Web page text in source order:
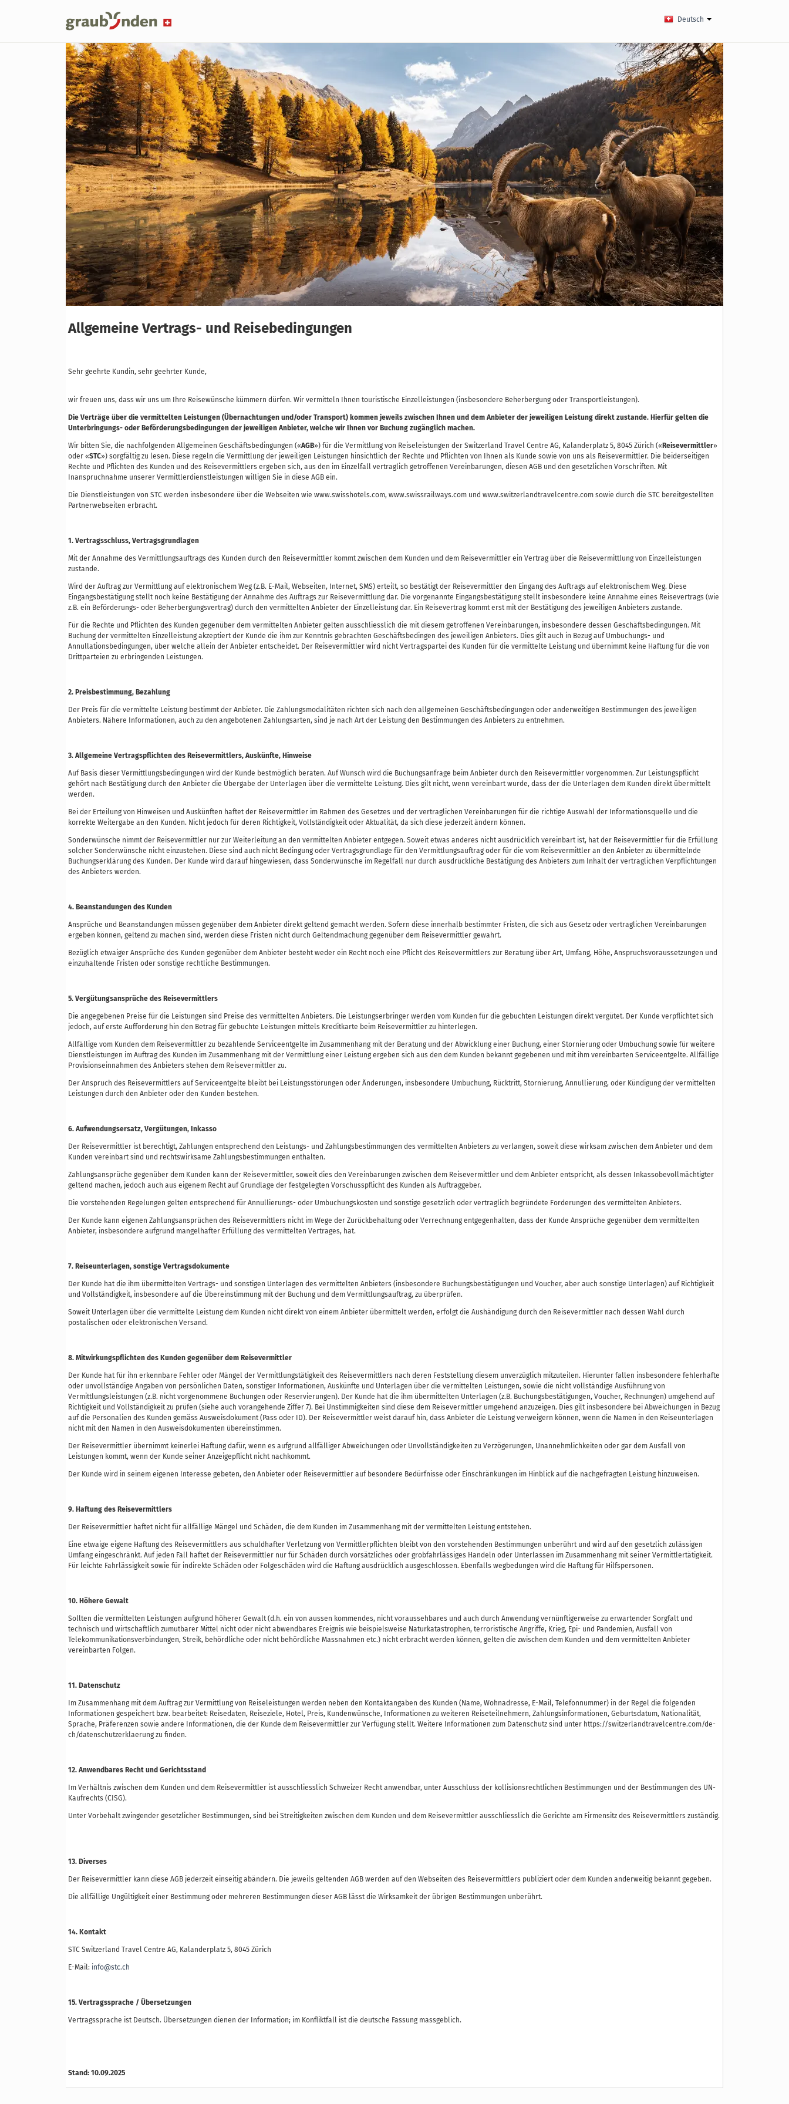
Deutsch
Allgemeine Vertrags- und Reisebedingungen
Sehr geehrte Kundin, sehr geehrter Kunde,
wir freuen uns, dass wir uns um Ihre Reisewünsche kümmern dürfen. Wir vermitteln Ihnen touristische Einzelleistungen (insbesondere Beherbergung oder Transportleistungen).
Die Verträge über die vermittelten Leistungen (Übernachtungen und/oder Transport) kommen jeweils zwischen Ihnen und dem Anbieter der jeweiligen Leistung direkt zustande. Hierfür gelten die
Unterbringungs- oder Beförderungsbedingungen der jeweiligen Anbieter, welche wir Ihnen vor Buchung zugänglich machen.
Wir bitten Sie, die nachfolgenden Allgemeinen Geschäftsbedingungen («AGB») für die Vermittlung von Reiseleistungen der Switzerland Travel Centre AG, Kalanderplatz 5, 8045 Zürich («Reisevermittler»
oder «STC») sorgfältig zu lesen. Diese regeln die Vermittlung der jeweiligen Leistungen hinsichtlich der Rechte und Pflichten von Ihnen als Kunde sowie von uns als Reisevermittler. Die beiderseitigen
Rechte und Pflichten des Kunden und des Reisevermittlers ergeben sich, aus den im Einzelfall vertraglich getroffenen Vereinbarungen, diesen AGB und den gesetzlichen Vorschriften. Mit
Inanspruchnahme unserer Vermittlerdienstleistungen willigen Sie in diese AGB ein.
Die Dienstleistungen von STC werden insbesondere über die Webseiten wie www.swisshotels.com, www.swissrailways.com und www.switzerlandtravelcentre.com sowie durch die STC bereitgestellten
Partnerwebseiten erbracht.
1. Vertragsschluss, Vertragsgrundlagen
Mit der Annahme des Vermittlungsauftrags des Kunden durch den Reisevermittler kommt zwischen dem Kunden und dem Reisevermittler ein Vertrag über die Reisevermittlung von Einzelleistungen
zustande.
Wird der Auftrag zur Vermittlung auf elektronischem Weg (z.B. E-Mail, Webseiten, Internet, SMS) erteilt, so bestätigt der Reisevermittler den Eingang des Auftrags auf elektronischem Weg. Diese
Eingangsbestätigung stellt noch keine Bestätigung der Annahme des Auftrags zur Reisevermittlung dar. Die vorgenannte Eingangsbestätigung stellt insbesondere keine Annahme eines Reisevertrags (wie
z.B. ein Beförderungs- oder Beherbergungsvertrag) durch den vermittelten Anbieter der Einzelleistung dar. Ein Reisevertrag kommt erst mit der Bestätigung des jeweiligen Anbieters zustande.
Für die Rechte und Pflichten des Kunden gegenüber dem vermittelten Anbieter gelten ausschliesslich die mit diesem getroffenen Vereinbarungen, insbesondere dessen Geschäftsbedingungen. Mit
Buchung der vermittelten Einzelleistung akzeptiert der Kunde die ihm zur Kenntnis gebrachten Geschäftsbedingen des jeweiligen Anbieters. Dies gilt auch in Bezug auf Umbuchungs- und
Annullationsbedingungen, über welche allein der Anbieter entscheidet. Der Reisevermittler wird nicht Vertragspartei des Kunden für die vermittelte Leistung und übernimmt keine Haftung für die von
Drittparteien zu erbringenden Leistungen.
2. Preisbestimmung, Bezahlung
Der Preis für die vermittelte Leistung bestimmt der Anbieter. Die Zahlungsmodalitäten richten sich nach den allgemeinen Geschäftsbedingungen oder anderweitigen Bestimmungen des jeweiligen
Anbieters. Nähere Informationen, auch zu den angebotenen Zahlungsarten, sind je nach Art der Leistung den Bestimmungen des Anbieters zu entnehmen.
3. Allgemeine Vertragspflichten des Reisevermittlers, Auskünfte, Hinweise
Auf Basis dieser Vermittlungsbedingungen wird der Kunde bestmöglich beraten. Auf Wunsch wird die Buchungsanfrage beim Anbieter durch den Reisevermittler vorgenommen. Zur Leistungspflicht
gehört nach Bestätigung durch den Anbieter die Übergabe der Unterlagen über die vermittelte Leistung. Dies gilt nicht, wenn vereinbart wurde, dass der die Unterlagen dem Kunden direkt übermittelt
werden.
Bei der Erteilung von Hinweisen und Auskünften haftet der Reisevermittler im Rahmen des Gesetzes und der vertraglichen Vereinbarungen für die richtige Auswahl der Informationsquelle und die
korrekte Weitergabe an den Kunden. Nicht jedoch für deren Richtigkeit, Vollständigkeit oder Aktualität, da sich diese jederzeit ändern können.
Sonderwünsche nimmt der Reisevermittler nur zur Weiterleitung an den vermittelten Anbieter entgegen. Soweit etwas anderes nicht ausdrücklich vereinbart ist, hat der Reisevermittler für die Erfüllung
solcher Sonderwünsche nicht einzustehen. Diese sind auch nicht Bedingung oder Vertragsgrundlage für den Vermittlungsauftrag oder für die vom Reisevermittler an den Anbieter zu übermittelnde
Buchungserklärung des Kunden. Der Kunde wird darauf hingewiesen, dass Sonderwünsche im Regelfall nur durch ausdrückliche Bestätigung des Anbieters zum Inhalt der vertraglichen Verpflichtungen
des Anbieters werden.
4. Beanstandungen des Kunden
Ansprüche und Beanstandungen müssen gegenüber dem Anbieter direkt geltend gemacht werden. Sofern diese innerhalb bestimmter Fristen, die sich aus Gesetz oder vertraglichen Vereinbarungen
ergeben können, geltend zu machen sind, werden diese Fristen nicht durch Geltendmachung gegenüber dem Reisevermittler gewahrt.
Bezüglich etwaiger Ansprüche des Kunden gegenüber dem Anbieter besteht weder ein Recht noch eine Pflicht des Reisevermittlers zur Beratung über Art, Umfang, Höhe, Anspruchsvoraussetzungen und
einzuhaltende Fristen oder sonstige rechtliche Bestimmungen.
5. Vergütungsansprüche des Reisevermittlers
Die angegebenen Preise für die Leistungen sind Preise des vermittelten Anbieters. Die Leistungserbringer werden vom Kunden für die gebuchten Leistungen direkt vergütet. Der Kunde verpflichtet sich
jedoch, auf erste Aufforderung hin den Betrag für gebuchte Leistungen mittels Kreditkarte beim Reisevermittler zu hinterlegen.
Allfällige vom Kunden dem Reisevermittler zu bezahlende Serviceentgelte im Zusammenhang mit der Beratung und der Abwicklung einer Buchung, einer Stornierung oder Umbuchung sowie für weitere
Dienstleistungen im Auftrag des Kunden im Zusammenhang mit der Vermittlung einer Leistung ergeben sich aus den dem Kunden bekannt gegebenen und mit ihm vereinbarten Serviceentgelte. Allfällige
Provisionseinnahmen des Anbieters stehen dem Reisevermittler zu.
Der Anspruch des Reisevermittlers auf Serviceentgelte bleibt bei Leistungsstörungen oder Änderungen, insbesondere Umbuchung, Rücktritt, Stornierung, Annullierung, oder Kündigung der vermittelten
Leistungen durch den Anbieter oder den Kunden bestehen.
6. Aufwendungsersatz, Vergütungen, Inkasso
Der Reisevermittler ist berechtigt, Zahlungen entsprechend den Leistungs- und Zahlungsbestimmungen des vermittelten Anbieters zu verlangen, soweit diese wirksam zwischen dem Anbieter und dem
Kunden vereinbart sind und rechtswirksame Zahlungsbestimmungen enthalten.
Zahlungsansprüche gegenüber dem Kunden kann der Reisevermittler, soweit dies den Vereinbarungen zwischen dem Reisevermittler und dem Anbieter entspricht, als dessen Inkassobevollmächtigter
geltend machen, jedoch auch aus eigenem Recht auf Grundlage der festgelegten Vorschusspflicht des Kunden als Auftraggeber.
Die vorstehenden Regelungen gelten entsprechend für Annullierungs- oder Umbuchungskosten und sonstige gesetzlich oder vertraglich begründete Forderungen des vermittelten Anbieters.
Der Kunde kann eigenen Zahlungsansprüchen des Reisevermittlers nicht im Wege der Zurückbehaltung oder Verrechnung entgegenhalten, dass der Kunde Ansprüche gegenüber dem vermittelten
Anbieter, insbesondere aufgrund mangelhafter Erfüllung des vermittelten Vertrages, hat.
7. Reiseunterlagen, sonstige Vertragsdokumente
Der Kunde hat die ihm übermittelten Vertrags- und sonstigen Unterlagen des vermittelten Anbieters (insbesondere Buchungsbestätigungen und Voucher, aber auch sonstige Unterlagen) auf Richtigkeit
und Vollständigkeit, insbesondere auf die Übereinstimmung mit der Buchung und dem Vermittlungsauftrag, zu überprüfen.
Soweit Unterlagen über die vermittelte Leistung dem Kunden nicht direkt von einem Anbieter übermittelt werden, erfolgt die Aushändigung durch den Reisevermittler nach dessen Wahl durch
postalischen oder elektronischen Versand.
8. Mitwirkungspflichten des Kunden gegenüber dem Reisevermittler
Der Kunde hat für ihn erkennbare Fehler oder Mängel der Vermittlungstätigkeit des Reisevermittlers nach deren Feststellung diesem unverzüglich mitzuteilen. Hierunter fallen insbesondere fehlerhafte
oder unvollständige Angaben von persönlichen Daten, sonstiger Informationen, Auskünfte und Unterlagen über die vermittelten Leistungen, sowie die nicht vollständige Ausführung von
Vermittlungsleistungen (z.B. nicht vorgenommene Buchungen oder Reservierungen). Der Kunde hat die ihm übermittelten Unterlagen (z.B. Buchungsbestätigungen, Voucher, Rechnungen) umgehend auf
Richtigkeit und Vollständigkeit zu prüfen (siehe auch vorangehende Ziffer 7). Bei Unstimmigkeiten sind diese dem Reisevermittler umgehend anzuzeigen. Dies gilt insbesondere bei Abweichungen in Bezug
auf die Personalien des Kunden gemäss Ausweisdokument (Pass oder ID). Der Reisevermittler weist darauf hin, dass Anbieter die Leistung verweigern können, wenn die Namen in den Reiseunterlagen
nicht mit den Namen in den Ausweisdokumenten übereinstimmen.
Der Reisevermittler übernimmt keinerlei Haftung dafür, wenn es aufgrund allfälliger Abweichungen oder Unvollständigkeiten zu Verzögerungen, Unannehmlichkeiten oder gar dem Ausfall von
Leistungen kommt, wenn der Kunde seiner Anzeigepflicht nicht nachkommt.
Der Kunde wird in seinem eigenen Interesse gebeten, den Anbieter oder Reisevermittler auf besondere Bedürfnisse oder Einschränkungen im Hinblick auf die nachgefragten Leistung hinzuweisen.
9. Haftung des Reisevermittlers
Der Reisevermittler haftet nicht für allfällige Mängel und Schäden, die dem Kunden im Zusammenhang mit der vermittelten Leistung entstehen.
Eine etwaige eigene Haftung des Reisevermittlers aus schuldhafter Verletzung von Vermittlerpflichten bleibt von den vorstehenden Bestimmungen unberührt und wird auf den gesetzlich zulässigen
Umfang eingeschränkt. Auf jeden Fall haftet der Reisevermittler nur für Schäden durch vorsätzliches oder grobfahrlässiges Handeln oder Unterlassen im Zusammenhang mit seiner Vermittlertätigkeit.
Für leichte Fahrlässigkeit sowie für indirekte Schäden oder Folgeschäden wird die Haftung ausdrücklich ausgeschlossen. Ebenfalls wegbedungen wird die Haftung für Hilfspersonen.
10. Höhere Gewalt
Sollten die vermittelten Leistungen aufgrund höherer Gewalt (d.h. ein von aussen kommendes, nicht voraussehbares und auch durch Anwendung vernünftigerweise zu erwartender Sorgfalt und
technisch und wirtschaftlich zumutbarer Mittel nicht oder nicht abwendbares Ereignis wie beispielsweise Naturkatastrophen, terroristische Angriffe, Krieg, Epi- und Pandemien, Ausfall von
Telekommunikationsverbindungen, Streik, behördliche oder nicht behördliche Massnahmen etc.) nicht erbracht werden können, gelten die zwischen dem Kunden und dem vermittelten Anbieter
vereinbarten Folgen.
11. Datenschutz
Im Zusammenhang mit dem Auftrag zur Vermittlung von Reiseleistungen werden neben den Kontaktangaben des Kunden (Name, Wohnadresse, E-Mail, Telefonnummer) in der Regel die folgenden
Informationen gespeichert bzw. bearbeitet: Reisedaten, Reiseziele, Hotel, Preis, Kundenwünsche, Informationen zu weiteren Reiseteilnehmern, Zahlungsinformationen, Geburtsdatum, Nationalität,
Sprache, Präferenzen sowie andere Informationen, die der Kunde dem Reisevermittler zur Verfügung stellt. Weitere Informationen zum Datenschutz sind unter https://switzerlandtravelcentre.com/de-
ch/datenschutzerklaerung zu finden.
12. Anwendbares Recht und Gerichtsstand
Im Verhältnis zwischen dem Kunden und dem Reisevermittler ist ausschliesslich Schweizer Recht anwendbar, unter Ausschluss der kollisionsrechtlichen Bestimmungen und der Bestimmungen des UN-
Kaufrechts (CISG).
Unter Vorbehalt zwingender gesetzlicher Bestimmungen, sind bei Streitigkeiten zwischen dem Kunden und dem Reisevermittler ausschliesslich die Gerichte am Firmensitz des Reisevermittlers zuständig.
13. Diverses
Der Reisevermittler kann diese AGB jederzeit einseitig abändern. Die jeweils geltenden AGB werden auf den Webseiten des Reisevermittlers publiziert oder dem Kunden anderweitig bekannt gegeben.
Die allfällige Ungültigkeit einer Bestimmung oder mehreren Bestimmungen dieser AGB lässt die Wirksamkeit der übrigen Bestimmungen unberührt.
14. Kontakt
STC Switzerland Travel Centre AG, Kalanderplatz 5, 8045 Zürich
E-Mail: info@stc.ch
15. Vertragssprache / Übersetzungen
Vertragssprache ist Deutsch. Übersetzungen dienen der Information; im Konfliktfall ist die deutsche Fassung massgeblich.
Stand: 10.09.2025